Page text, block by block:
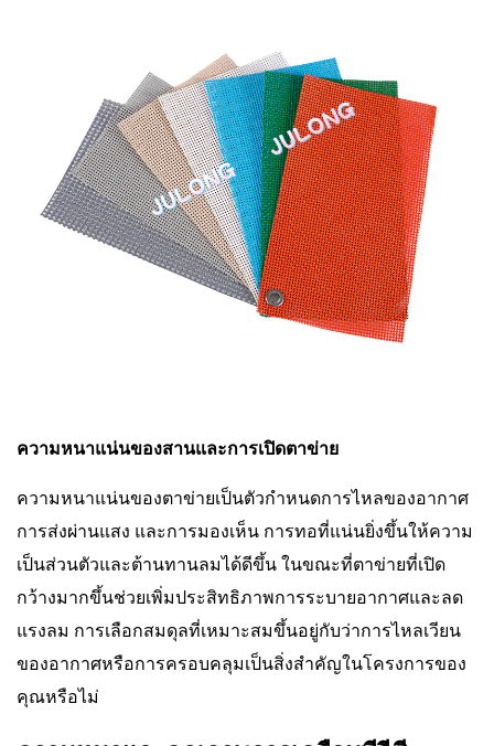
ความหนาแน่นของสานและการเปิดตาข่าย
ความหนาแน่นของตาข่ายเป็นตัวกำหนดการไหลของอากาศ
การส่งผ่านแสง และการมองเห็น การทอที่แน่นยิ่งขึ้นให้ความ
เป็นส่วนตัวและต้านทานลมได้ดีขึ้น ในขณะที่ตาข่ายที่เปิด
กว้างมากขึ้นช่วยเพิ่มประสิทธิภาพการระบายอากาศและลด
แรงลม การเลือกสมดุลที่เหมาะสมขึ้นอยู่กับว่าการไหลเวียน
ของอากาศหรือการครอบคลุมเป็นสิ่งสำคัญในโครงการของ
คุณหรือไม่